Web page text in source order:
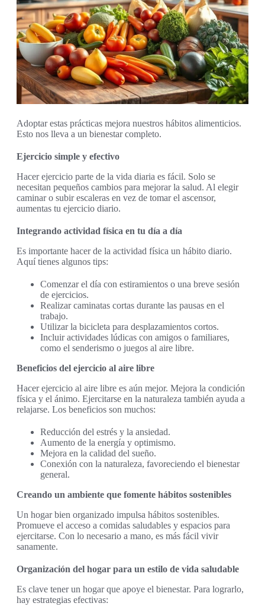
Adoptar estas prácticas mejora nuestros hábitos alimenticios.
Esto nos lleva a un bienestar completo.
Ejercicio simple y efectivo
Hacer ejercicio parte de la vida diaria es fácil. Solo se
necesitan pequeños cambios para mejorar la salud. Al elegir
caminar o subir escaleras en vez de tomar el ascensor,
aumentas tu ejercicio diario.
Integrando actividad física en tu día a día
Es importante hacer de la actividad física un hábito diario.
Aquí tienes algunos tips:
Comenzar el día con estiramientos o una breve sesión
de ejercicios.
Realizar caminatas cortas durante las pausas en el
trabajo.
Utilizar la bicicleta para desplazamientos cortos.
Incluir actividades lúdicas con amigos o familiares,
como el senderismo o juegos al aire libre.
Beneficios del ejercicio al aire libre
Hacer ejercicio al aire libre es aún mejor. Mejora la condición
física y el ánimo. Ejercitarse en la naturaleza también ayuda a
relajarse. Los beneficios son muchos:
Reducción del estrés y la ansiedad.
Aumento de la energía y optimismo.
Mejora en la calidad del sueño.
Conexión con la naturaleza, favoreciendo el bienestar
general.
Creando un ambiente que fomente hábitos sostenibles
Un hogar bien organizado impulsa hábitos sostenibles.
Promueve el acceso a comidas saludables y espacios para
ejercitarse. Con lo necesario a mano, es más fácil vivir
sanamente.
Organización del hogar para un estilo de vida saludable
Es clave tener un hogar que apoye el bienestar. Para lograrlo,
hay estrategias efectivas: